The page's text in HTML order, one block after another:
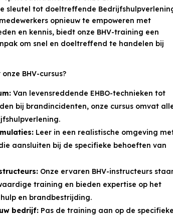
sleutel tot doeltreffende
opnieuw te empoweren met
en kennis, biedt onze BHV-training een
om snel en doeltreffend te handelen bij
BHV-cursus?
Van levensreddende EHBO-technieken tot
bij brandincidenten, onze cursus omvat
Leer in een realistische omgeving
aansluiten bij de specifieke behoeften van
Onze ervaren BHV-instructeurs
training en bieden expertise op het
en brandbestrijding.
bedrijf: Pas de training aan op de specifieke